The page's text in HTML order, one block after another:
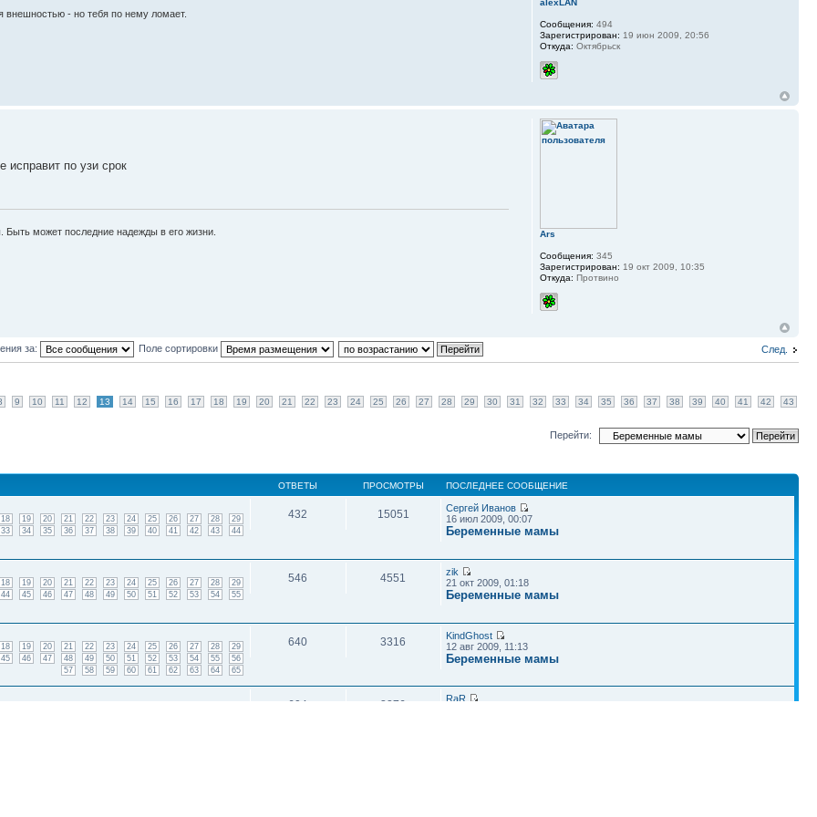
внешностью - но тебя по нему ломает.
alexLAN
Сообщения: 494
Зарегистрирован: 19 июн 2009, 20:56
Откуда: Октябрьск
исправит по узи срок
Быть может последние надежды в его жизни. Ars
Сообщения: 345
Зарегистрирован: 19 окт 2009, 10:35
Откуда: Протвино
След.
за: Поле сортировки
9 10 11 12 13 14 15 16 17 18 19 20 21 22 23 24 25 26 27 28 29 30 31 32 33 34 35 36 37 38 39 40 41 42 43
Перейти:
ОТВЕТЫ ПРОСМОТРЫ ПОСЛЕДНЕЕ СООБЩЕНИЕ
18 19 20 21 22 23 24 25 26 27 28
29
33
34 35 36 37 38 39 40 41 42 43 44
432 15051
Сергей Иванов
16 июл 2009, 00:07
Беременные мамы
18 19 20 21 22 23 24 25 26 27 28
29
44
45 46 47 48 49 50 51 52 53 54 55
546 4551
zik
21 окт 2009, 01:18
Беременные мамы
18 19 20 21 22 23 24 25 26 27 28
29
45
46 47 48 49 50 51 52 53 54 55
56
57
58 59 60 61 62 63 64 65
640 3316
KindGhost
12 авг 2009, 11:13
Беременные мамы
604 3276
RaR